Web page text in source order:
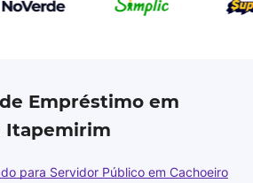
Empréstimo em
Itapemirim
para Servidor Público em Cachoeiro